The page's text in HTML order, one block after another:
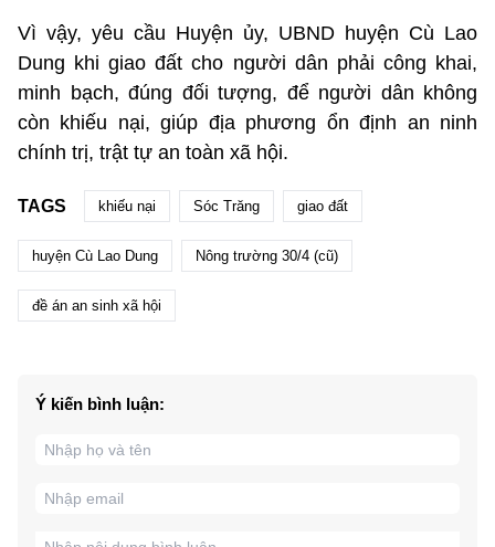
Vì vậy, yêu cầu Huyện ủy, UBND huyện Cù Lao
Dung khi giao đất cho người dân phải công khai,
minh bạch, đúng đối tượng, để người dân không
còn khiếu nại, giúp địa phương ổn định an ninh
chính trị, trật tự an toàn xã hội.
TAGS khiếu nại Sóc Trăng giao đất
huyện Cù Lao Dung Nông trường 30/4 (cũ)
đề án an sinh xã hội
Ý kiến bình luận: